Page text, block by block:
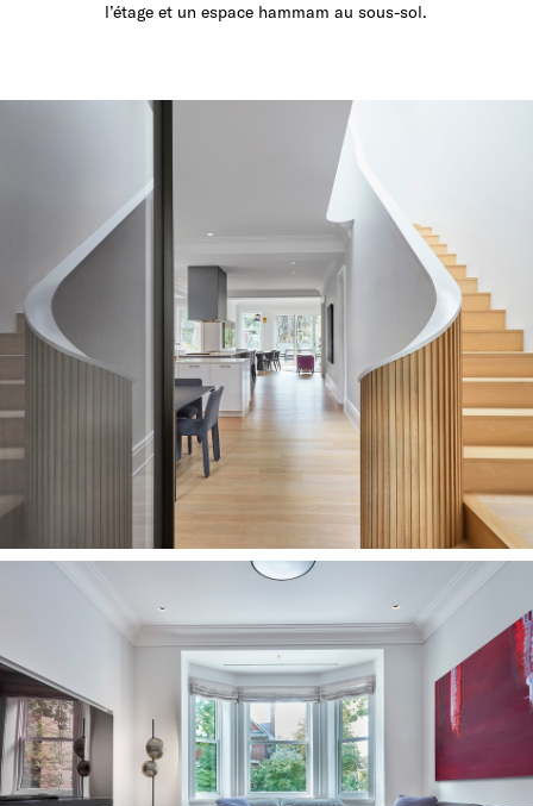
l’étage et un espace hammam au sous-sol.